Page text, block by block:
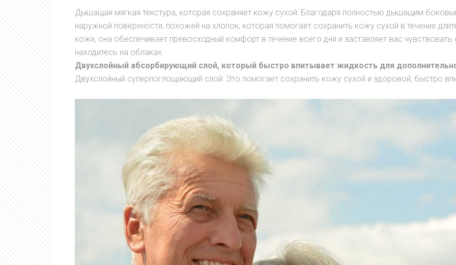
Дышащая мягкая текстура, которая сохраняет кожу сухой: Благодаря полностью дышащим
наружной поверхности, похожей на хлопок, которая помогает сохранить кожу сухой в течение
кожи, она обеспечивает превосходный комфорт в течение всего дня и заставляет вас
находитесь на облаках.
Двухслойный абсорбирующий слой, который быстро впитывает жидкость для
Двухслойный суперпоглощающий слой: Это помогает сохранить кожу сухой и здоровой, быстро